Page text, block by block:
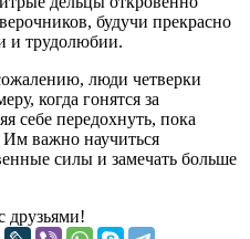
будучи прекрасно
и трудолюбии.
люди четверки
когда гонятся за
себе передохнуть, пока
Им важно научиться
силы и замечать больше
друзьями!